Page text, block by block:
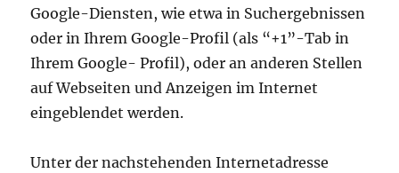
Google-Diensten, wie etwa in Suchergebnissen
oder in Ihrem Google-Profil (als “+1”-Tab in
Ihrem Google- Profil), oder an anderen Stellen
auf Webseiten und Anzeigen im Internet
eingeblendet werden.
Unter der nachstehenden Internetadresse